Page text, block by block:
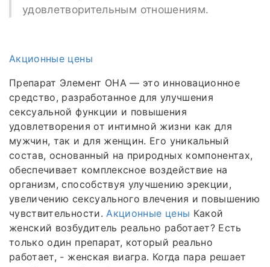
удовлетворительным отношениям.
Акционные цены
Препарат Элемент ОНА — это инновационное
средство, разработанное для улучшения
сексуальной функции и повышения
удовлетворения от интимной жизни как для
мужчин, так и для женщин. Его уникальный
состав, основанный на природных компонентах,
обеспечивает комплексное воздействие на
организм, способствуя улучшению эрекции,
увеличению сексуального влечения и повышению
чувствительности. Акционные цены Какой
женский возбудитель реально работает? Есть
только один препарат, который реально
работает, - женская виагра. Когда пара решает